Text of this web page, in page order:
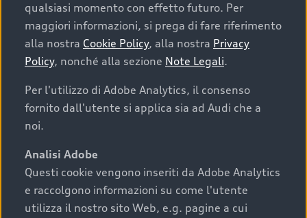
Cosa sapere prima di
acquistare la tua prossima
auto
I requisiti fondamentali da considerare prima di
acquistare un’auto usata, oltre al prezzo e all'aspetto,
chilometraggio: un valore contenuto corrisponde a
uno stato migliore del veicolo e a una maggiore
durata nel tempo;
qualsiasi momento con effetto futuro. Per
maggiori informazioni, si prega di fare riferimento
alla nostra Cookie Policy, alla nostra Privacy
Policy, nonché alla sezione Note Legali.
Per l'utilizzo di Adobe Analytics, il consenso
fornito dall'utente si applica sia ad Audi che a
noi.
Analisi Adobe
Questi cookie vengono inseriti da Adobe Analytics
e raccolgono informazioni su come l'utente
utilizza il nostro sito Web, e.g. pagine a cui